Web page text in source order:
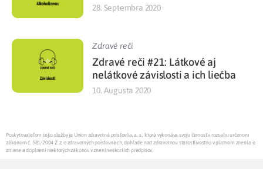
28. Septembra 2020
Zdravé reči
Zdravé reči #21: Látkové aj
nelátkové závislosti a ich liečba
10. Augusta 2020
Poskytovateľom tejto služby je Union zdravotná poisťovňa, a. s., ktorá vykonáva svoju činnosť v rozsahu určenom
zákonom č. 581/2004 Z.z. o zdravotných poisťovniach, dohľade nad zdravotnou starostlivosťou v platnom znení a o
zmene a doplnení niektorých zákonov v znení neskorších predpisov.